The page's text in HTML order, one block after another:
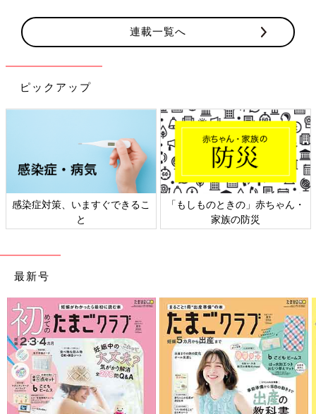
妊娠日数・生後日数に合わせて専門家のアドバイスを毎日お届
け。同じ出産月のママ同士で情報交換したり、励ましあったりで
ダウンロード（無料）
育児中におススメの本
最新! 初めての育児新百科 (ベネッセ・ムック たまひよブッ
クス たまひよ新百科シリーズ)
大人気「新百科シリーズ」の「育児新百科」がリニューアル！
3歳まで、月齢別に毎日の赤ちゃんの成長の様子とマ
毎日のお世話を基本からていねいに解説。
の成長とかかわりかたを掲載。
ワンオペおふろの手順など、ママ・パパの「困った！」を具体的
なテクで解決。
予防接種や乳幼児健診、事故・けがの予防と対策、病気の受診の
目安などもわかりやすく紹介しています。
切り取って使える、「赤ちゃんの月齢別 発育・発達見通し表」
つき。
連載一覧へ
ピックアップ
感染症対策、いますぐできるこ
と
「もしものときの」赤ちゃん・
家族の防災
最新号